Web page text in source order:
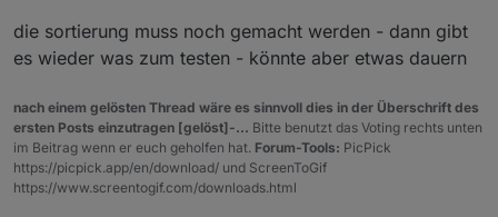
reicht eigentlich die Umgebung
Du könntest mehrere Skripte laufen lassen mit
den für dich interessanten GKZ
Du musst nur in jedem Skript ein anderes
Directory angeben.
Natürlich auch eine Möglichkeit.
Ich denke auch das Deutschland bald eine Ampel
die sortierung muss noch gemacht werden - dann gibt
es wieder was zum testen - könnte aber etwas dauern
nach einem gelösten Thread wäre es sinnvoll dies in der Überschrift des
ersten Posts einzutragen [gelöst]-... Bitte benutzt das Voting rechts unten
im Beitrag wenn er euch geholfen hat. Forum-Tools: PicPick
https://picpick.app/en/download/ und ScreenToGif
https://www.screentogif.com/downloads.html